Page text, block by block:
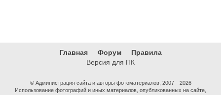
Главная Форум
Правила
Версия для ПК
© Администрация сайта и авторы фотоматериалов, 2007—2026
Использование фотографий и иных материалов, опубликованных на сайте,